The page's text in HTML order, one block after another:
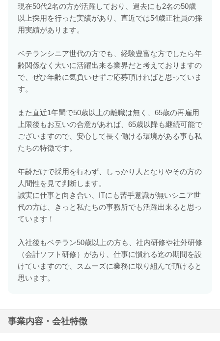
現在50代2名の方が活躍しており、過去にも2名の50歳
以上採用を行った実績があり、直近では54歳正社員の採
用実績があります。
ベテランシニア世代の方でも、経験豊富な方でしたら年
齢関係なく大いに活躍出来る業界だと考えておりますの
で、ぜひ年齢に気負いせずご応募頂ければと思っていま
す。
また直近1年間で50歳以上の離職は無く、65歳の再雇用
上限後もお互いの合意があれば、65歳以降も継続可能で
ございますので、安心して長く働ける環境がある事も私
たちの特徴です。
年齢だけで採用を行わず、しっかり人となりやその方の
人間性を見て判断します。
誠実に仕事と向き合い、ITにも苦手意識が無いシニア世
代の方は、きっと私たちの事務所でも活躍出来ると思っ
ています！
入社後もベテラン50歳以上の方も、社内研修や社外研修
（会計ソフト研修）があり、仕事に慣れる迄の期間を設
けていますので、スムーズに業務に取り組んで頂けると
思います。
事業内容・会社特徴